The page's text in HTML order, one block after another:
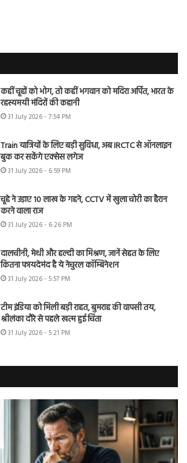
कहीं चूहों को भोग, तो कहीं भगवान को मदिरा अर्पित, भारत के
रहस्यमयी मंदिरों की कहानी
31 July 2026 - 7:54 PM
Train यात्रियों के लिए बड़ी सुविधा, अब IRCTC से ऑनलाइन
बुक कर सकेंगे एक्सेस लगेज
31 July 2026 - 6:59 PM
चूहे ने उड़ाए 10 लाख के गहने, CCTV में खुला चोरी का हैरान
करने वाला राज
31 July 2026 - 6:26 PM
दालचीनी, मेथी और हल्दी का मिश्रण, जानें सेहत के लिए
कितना फायदेमंद है ये नेचुरल कॉम्बिनेशन
31 July 2026 - 5:57 PM
टीम इंडिया को मिली बड़ी राहत, बुमराह की वापसी तय,
श्रीलंका दौरे से पहले खत्म हुई चिंता
31 July 2026 - 5:21 PM